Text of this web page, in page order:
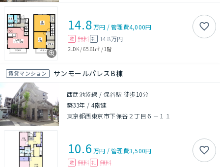
14.8万円 /管理費4,000円
敷 無料 礼 14.8万円
2LDK/65.61㎡ / 1階
賃貸マンション サンモールパレスB棟
西武池袋線 / 保谷駅 徒歩10分
築33年 /4階建
東京都西東京市下保谷２丁目６－１１
10.6 万円 /管理費3,500円
敷 無料 礼 無料